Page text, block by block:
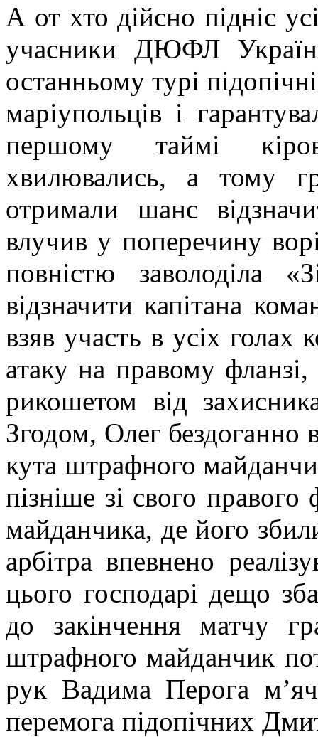
А от хто дійсно підніс
учасники ДЮФЛ
останньому турі
маріупольців і
першому таймі
хвилювались, а тому
отримали шанс
влучив у поперечину
повністю заволоділа
відзначити капітана
взяв участь в усіх голах
атаку на правому
рикошетом від
Згодом, Олег бездоганно
кута штрафного
пізніше зі свого
майданчика, де його
арбітра впевнено
цього господарі дещо
до закінчення матчу
штрафного майданчик
рук Вадима Перога
перемога підопічних